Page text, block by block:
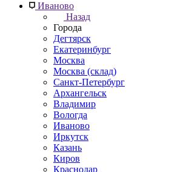
Иваново
Назад
Города
Дегтярск
Екатеринбург
Москва
Москва (склад)
Санкт-Петербург
Архангельск
Владимир
Вологда
Иваново
Иркутск
Казань
Киров
Краснодар